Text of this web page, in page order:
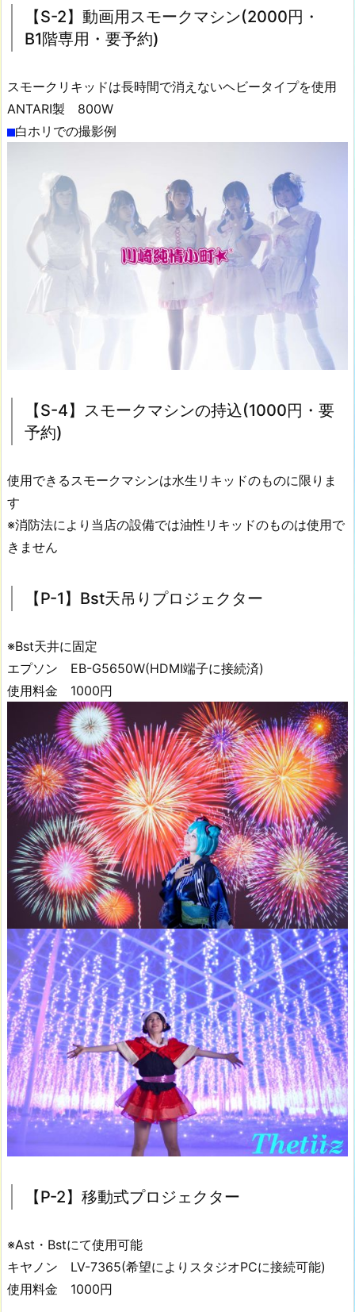
o
x
S
-
4
0
モ
ブ
0
円・
要
約)
【L
-
g
d
o
x
D
-
4
0
0
I
I
モ
ノ
ブ
ロ
ッ
ク
(1
0
0
0
円・
要
約)
【V
1
b/
【S-2】動画用スモークマシン(2000円・
B1階専用・要予約)
スモークリキッドは長時間で消えないヘビータイプを使用
ANTARI製 800W
白ホリでの撮影例
【S-4】スモークマシンの持込(1000円・要
予約)
使用できるスモークマシンは水生リキッドのものに限りま
す
※消防法により当店の設備では油性リキッドのものは使用で
きません
【P-1】Bst天吊りプロジェクター
※Bst天井に固定
エプソン EB-G5650W(HDMI端子に接続済)
使用料金 1000円
【P-2】移動式プロジェクター
※Ast・Bstにて使用可能
キヤノン LV-7365(希望によりスタジオPCに接続可能)
使用料金 1000円